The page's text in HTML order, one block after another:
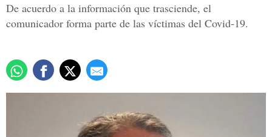
De acuerdo a la información que trasciende, el
comunicador forma parte de las víctimas del Covid-19.